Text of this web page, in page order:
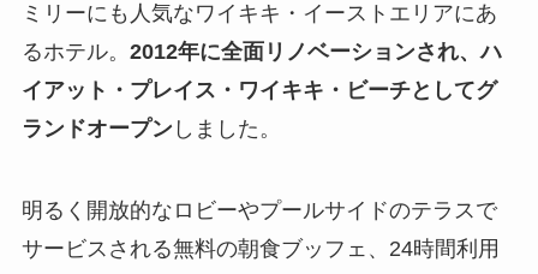
ミリーにも人気なワイキキ・イーストエリアにあ
るホテル。 2012年に全面リノベーションされ、ハ
イアット・プレイス・ワイキキ・ビーチとしてグ
ランドオープンしました。
明るく開放的なロビーやプールサイドのテラスで
サービスされる無料の朝食ブッフェ、24時間利用